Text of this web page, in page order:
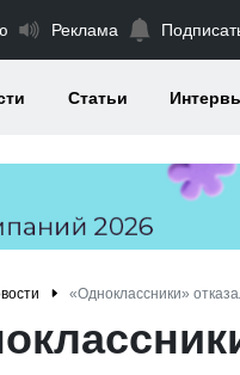
Реклама
Статьи
«Одноклассники»